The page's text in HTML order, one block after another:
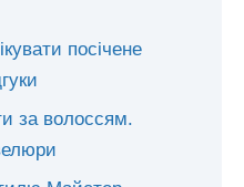
посічене
за волоссям.